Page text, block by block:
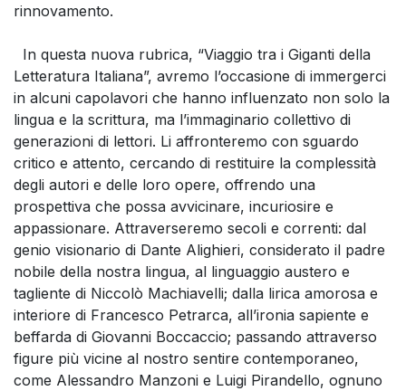
rinnovamento.
In questa nuova rubrica, “Viaggio tra i Giganti della
Letteratura Italiana”, avremo l’occasione di immergerci
in alcuni capolavori che hanno influenzato non solo la
lingua e la scrittura, ma l’immaginario collettivo di
generazioni di lettori. Li affronteremo con sguardo
critico e attento, cercando di restituire la complessità
degli autori e delle loro opere, offrendo una
prospettiva che possa avvicinare, incuriosire e
appassionare. Attraverseremo secoli e correnti: dal
genio visionario di Dante Alighieri, considerato il padre
nobile della nostra lingua, al linguaggio austero e
tagliente di Niccolò Machiavelli; dalla lirica amorosa e
interiore di Francesco Petrarca, all’ironia sapiente e
beffarda di Giovanni Boccaccio; passando attraverso
figure più vicine al nostro sentire contemporaneo,
come Alessandro Manzoni e Luigi Pirandello, ognuno